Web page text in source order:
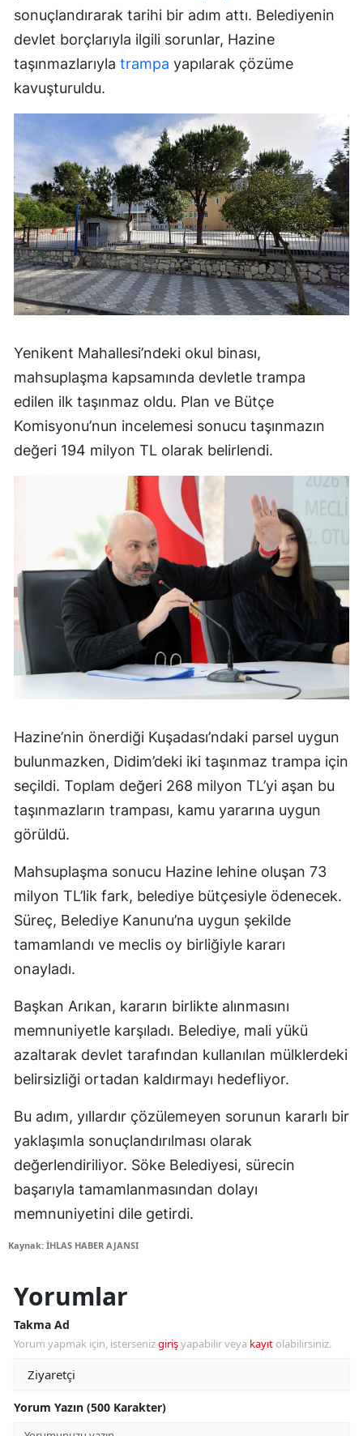
sonuçlandırarak tarihi bir adım attı. Belediyenin
devlet borçlarıyla ilgili sorunlar, Hazine
taşınmazlarıyla trampa yapılarak çözüme
kavuşturuldu.
Yenikent Mahallesi’ndeki okul binası,
mahsuplaşma kapsamında devletle trampa
edilen ilk taşınmaz oldu. Plan ve Bütçe
Komisyonu’nun incelemesi sonucu taşınmazın
değeri 194 milyon TL olarak belirlendi.
Hazine’nin önerdiği Kuşadası’ndaki parsel uygun
bulunmazken, Didim’deki iki taşınmaz trampa için
seçildi. Toplam değeri 268 milyon TL’yi aşan bu
taşınmazların trampası, kamu yararına uygun
görüldü.
Mahsuplaşma sonucu Hazine lehine oluşan 73
milyon TL’lik fark, belediye bütçesiyle ödenecek.
Süreç, Belediye Kanunu’na uygun şekilde
tamamlandı ve meclis oy birliğiyle kararı
onayladı.
Başkan Arıkan, kararın birlikte alınmasını
memnuniyetle karşıladı. Belediye, mali yükü
azaltarak devlet tarafından kullanılan mülklerdeki
belirsizliği ortadan kaldırmayı hedefliyor.
Bu adım, yıllardır çözülemeyen sorunun kararlı bir
yaklaşımla sonuçlandırılması olarak
değerlendiriliyor. Söke Belediyesi, sürecin
başarıyla tamamlanmasından dolayı
memnuniyetini dile getirdi.
Kaynak: İHLAS HABER AJANSI
Yorumlar
Takma Ad
Yorum yapmak için, istersenizgirişyapabilir veya kayıt olabilirsiniz.
Yorum Yazın (500 Karakter)